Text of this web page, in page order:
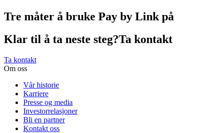
Tre måter å bruke Pay by Link på
Klar til å ta neste steg?Ta kontakt
Ta kontakt
Om oss
Vår historie
Karriere
Presse og media
Investorrelasjoner
Bli en partner
Kontakt oss